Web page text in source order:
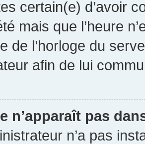
certain(e) d’avoir
mais que l’heure
de l’horloge du
afin de lui
n’apparaît pas
n’a pas